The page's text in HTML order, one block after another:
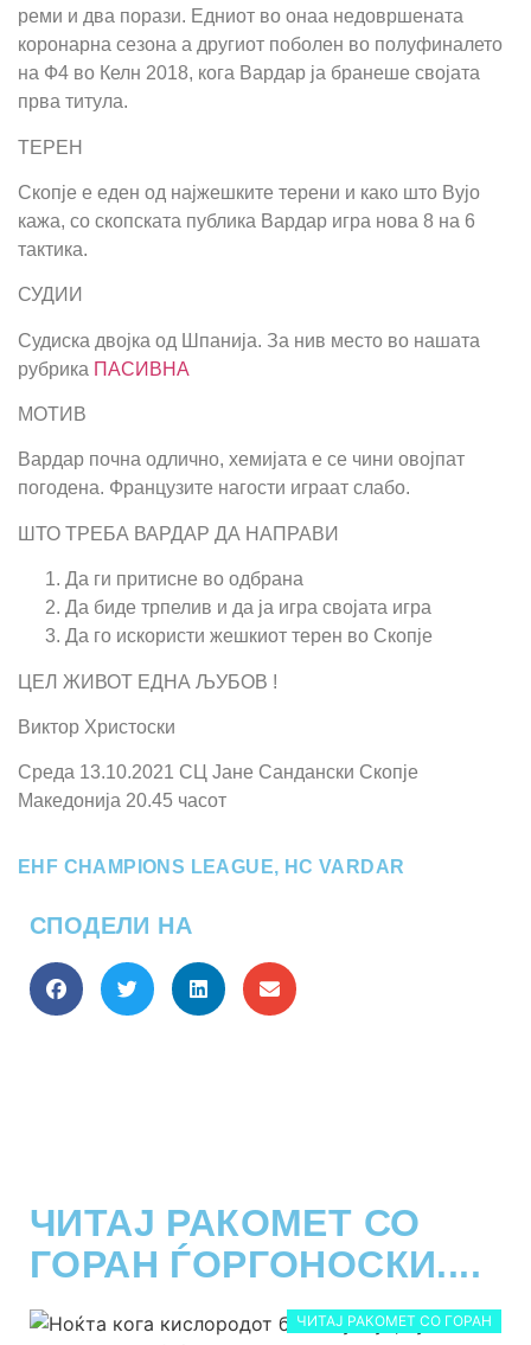
реми и два порази. Едниот во онаа недовршената
коронарна сезона а другиот поболен во полуфиналето
на Ф4 во Келн 2018, кога Вардар ја бранеше својата
прва титула.
ТЕРЕН
Скопје е еден од најжешките терени и како што Вујо
кажа, со скопската публика Вардар игра нова 8 на 6
тактика.
СУДИИ
Судиска двојка од Шпанија. За нив место во нашата
рубрика ПАСИВНА
МОТИВ
Вардар почна одлично, хемијата е се чини овојпат
погодена. Французите нагости играат слабо.
ШТО ТРЕБА ВАРДАР ДА НАПРАВИ
Да ги притисне во одбрана
Да биде трпелив и да ја игра својата игра
Да го искористи жешкиот терен во Скопје
ЦЕЛ ЖИВОТ ЕДНА ЉУБОВ !
Виктор Христоски
Среда 13.10.2021 СЦ Јане Сандански Скопје
Македонија 20.45 часот
EHF CHAMPIONS LEAGUE, HC VARDAR
СПОДЕЛИ НА
ЧИТАЈ РАКОМЕТ СО
ГОРАН ЃОРГОНОСКИ....
ЧИТАЈ РАКОМЕТ СО ГОРАН